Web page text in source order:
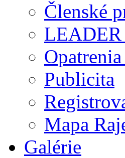
Členské
Publicita
Mapa
Galérie